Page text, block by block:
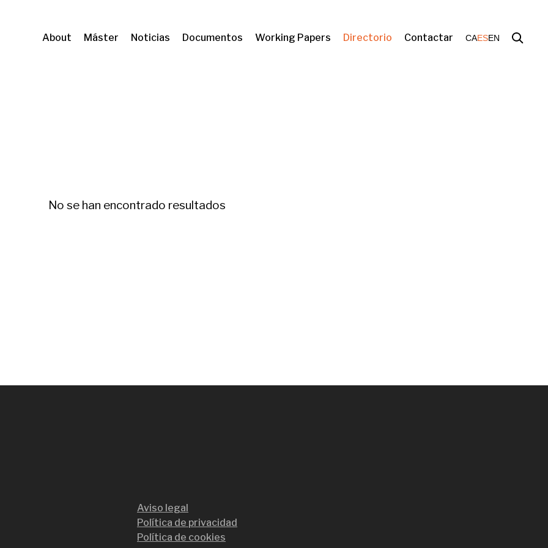
About Máster Noticias Documentos Working Papers Directorio Contactar CAESEN
No se han encontrado resultados
Aviso legal
Política de privacidad
Política de cookies